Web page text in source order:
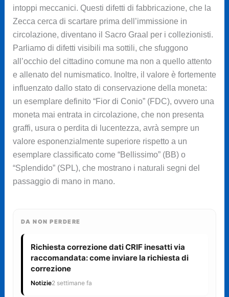
intoppi meccanici. Questi difetti di fabbricazione, che la
Zecca cerca di scartare prima dell’immissione in
circolazione, diventano il Sacro Graal per i collezionisti.
Parliamo di difetti visibili ma sottili, che sfuggono
all’occhio del cittadino comune ma non a quello attento
e allenato del numismatico. Inoltre, il valore è fortemente
influenzato dallo stato di conservazione della moneta:
un esemplare definito “Fior di Conio” (FDC), ovvero una
moneta mai entrata in circolazione, che non presenta
graffi, usura o perdita di lucentezza, avrà sempre un
valore esponenzialmente superiore rispetto a un
esemplare classificato come “Bellissimo” (BB) o
“Splendido” (SPL), che mostrano i naturali segni del
passaggio di mano in mano.
DA NON PERDERE
Richiesta correzione dati CRIF inesatti via
raccomandata: come inviare la richiesta di
correzione
Notizie2 settimane fa